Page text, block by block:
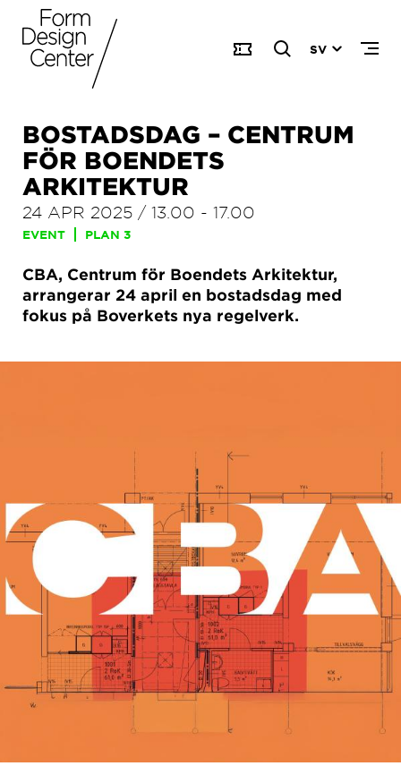
SV
BOSTADSDAG – CENTRUM
FÖR BOENDETS
ARKITEKTUR
24 APR 2025 / 13.00 - 17.00
EVENT PLAN 3
CBA, Centrum för Boendets Arkitektur,
arrangerar 24 april en bostadsdag med
fokus på Boverkets nya regelverk.